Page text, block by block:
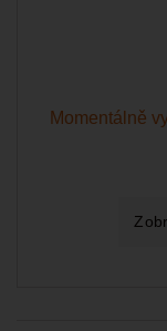
Momentálně